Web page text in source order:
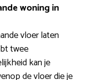
woning in
vloer laten
twee
kan je
de vloer die je